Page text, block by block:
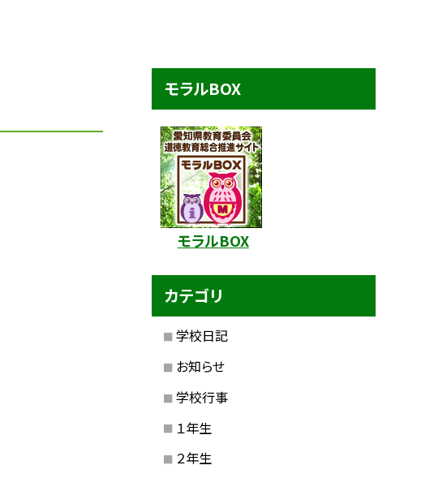
モラルBOX
モラルBOX
カテゴリ
学校日記
お知らせ
学校行事
１年生
２年生